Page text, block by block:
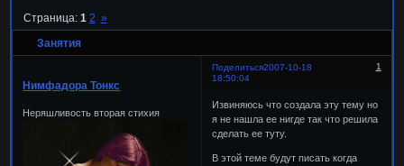
Занятия
Страница: 1 2 »
Поделиться 1
2007-10-18
18:50:04
Нимфадора Тонкс
Неряшливость вторая стихия
Извиняюсь что создала эту тему но
я не нашла ее нигде так что решила
сделать ее туту.
В этой теме будут писать когда